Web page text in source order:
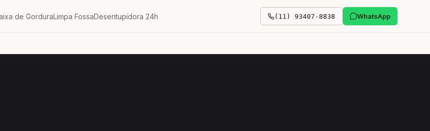
de GorduraLimpa FossaDesentupidora 24h (11) 93407-8838 WhatsApp